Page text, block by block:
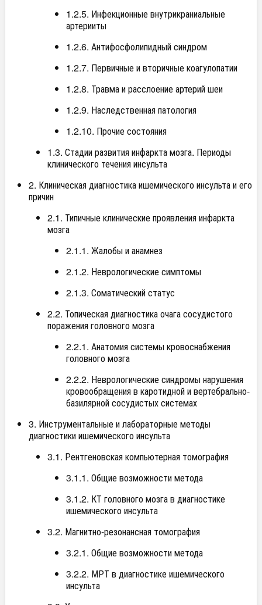
1.2.5. Инфекционные внутрикраниальные
артерииты
1.2.6. Антифосфолипидный синдром
1.2.7. Первичные и вторичные коагулопатии
1.2.8. Травма и расслоение артерий шеи
1.2.9. Наследственная патология
1.2.10. Прочие состояния
1.3. Стадии развития инфаркта мозга. Периоды
клинического течения инсульта
2. Клиническая диагностика ишемического инсульта и его
причин
2.1. Типичные клинические проявления инфаркта
мозга
2.1.1. Жалобы и анамнез
2.1.2. Неврологические симптомы
2.1.3. Соматический статус
2.2. Топическая диагностика очага сосудистого
поражения головного мозга
2.2.1. Анатомия системы кровоснабжения
головного мозга
2.2.2. Неврологические синдромы нарушения
кровообращения в каротидной и вертебрально-
базилярной сосудистых системах
3. Инструментальные и лабораторные методы
диагностики ишемического инсульта
3.1. Рентгеновская компьютерная томография
3.1.1. Общие возможности метода
3.1.2. КТ головного мозга в диагностике
ишемического инсульта
3.2. Магнитно-резонансная томография
3.2.1. Общие возможности метода
3.2.2. МРТ в диагностике ишемического
инсульта